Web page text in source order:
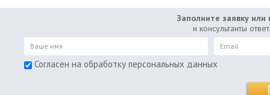
Заполните заявку
и консультанты
Согласен на обработку персональных данных